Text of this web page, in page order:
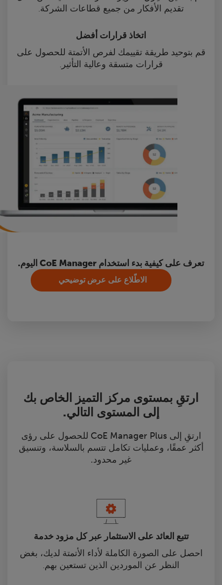
تقديم الأفكار من جميع قطاعات الشركة.
اتخاذ قرارات أفضل
قم بتوحيد طريقة تقييمك لفرص الأتمتة للحصول على
قرارات متسقة وعالية التأثير.
تعرف على كيفية بدء استخدام CoE Manager اليوم.
الاطّلاع على عرض توضيحي
ارتقِ بمستوى مركز التميز الخاص بك
إلى المستوى التالي.
ارتقِ إلى CoE Manager Plus للحصول على رؤى
أكثر عمقًا، وعمليات تكامل تتسم بالسلاسة، وتنسيق
غير محدود.
تتبع العائد على الاستثمار عبر كل مزود خدمة
احصل على الصورة الكاملة لأداء الأتمتة لديك، بغض
النظر عن الموردين الذين تستعين بهم.